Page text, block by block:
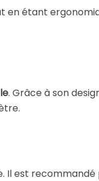
en étant
. Grâce à son
Il est recommandé